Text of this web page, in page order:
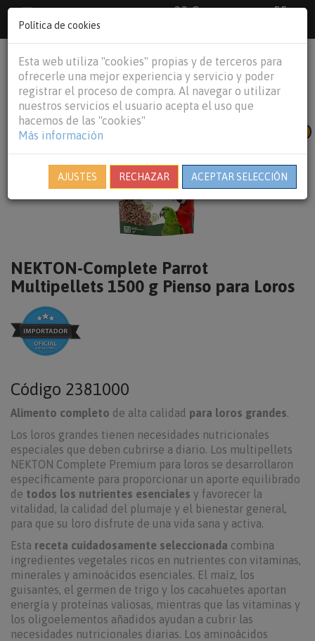
33 €
55
€Baleares y
person shopping_cart
NEKTON-Complete Parrot
Multipellets 1500 g Pienso para Loros
Código 2381000
Alimento completo de alta calidad para loros grandes.
Los loros grandes tienen necesidades nutricionales
especiales que deben cubrirse a diario. Los multipellets
NEKTON Complete Premium para loros se desarrollaron
específicamente para proporcionar un aporte equilibrado
de todos los nutrientes esenciales y favorecer la
vitalidad, la calidad del plumaje y el bienestar general,
para que su loro disfrute de una vida sana y activa.
Esta receta cuidadosamente seleccionada combina
ingredientes vegetales ricos en nutrientes con vitaminas,
minerales y aminoácidos esenciales. El maíz, los
guisantes, el germen de trigo y los cacahuetes aportan
energía y proteínas valiosas, mientras que las vitaminas y
los oligoelementos añadidos ayudan a cubrir las
necesidades nutricionales diarias. Los aminoácidos
Política de cookies
Esta web utiliza "cookies" propias y de terceros para
ofrecerle una mejor experiencia y servicio y poder
registrar el proceso de compra. Al navegar o utilizar
nuestros servicios el usuario acepta el uso que
hacemos de las "cookies"
Más información
AJUSTES RECHAZAR ACEPTAR SELECCIÓN